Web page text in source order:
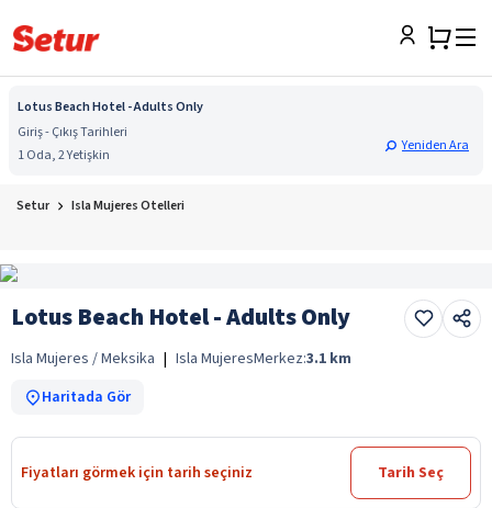
Lotus Beach Hotel - Adults Only
Giriş - Çıkış Tarihleri
1 Oda, 2 Yetişkin
Yeniden Ara
Setur Isla Mujeres Otelleri
Lotus Beach Hotel - Adults Only
Isla Mujeres / Meksika | Isla MujeresMerkez:3.1 km
Haritada Gör
Fiyatları görmek için tarih seçiniz Tarih Seç